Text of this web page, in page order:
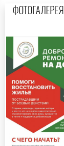
ФОТОГАЛЕРЕЯ